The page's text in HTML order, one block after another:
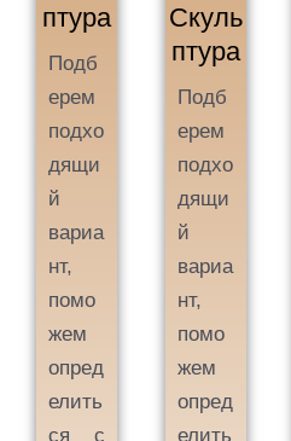
птура
Подб
ерем
подхо
дящи
й
вариа
нт,
помо
жем
опред
елить
ся с
Скуль
птура
Подб
ерем
подхо
дящи
й
вариа
нт,
помо
жем
опред
елить